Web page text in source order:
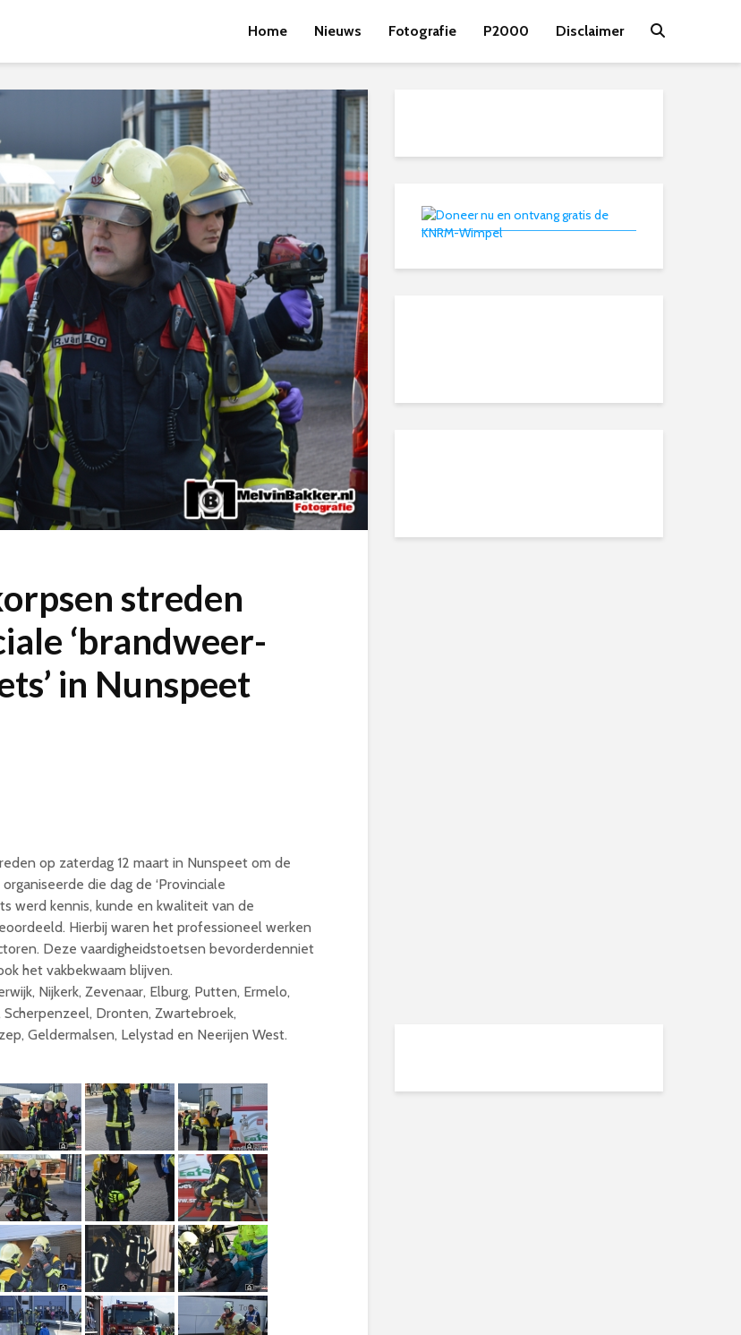
Home Nieuws Fotografie P2000 Disclaimer
streden
‘brandweer-
in Nunspeet
op zaterdag 12 maart in Nunspeet om de
die dag de ‘Provinciale
werd kennis, kunde en kwaliteit van de
Hierbij waren het professioneel werken
Deze vaardigheidstoetsen bevorderdenniet
het vakbekwaam blijven.
Nijkerk, Zevenaar, Elburg, Putten, Ermelo,
Dronten, Zwartebroek,
Geldermalsen, Lelystad en Neerijen West.